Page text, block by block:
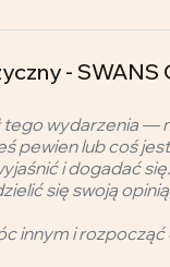
- SWANS
wydarzenia —
pewien lub coś
i dogadać
się swoją
innym i